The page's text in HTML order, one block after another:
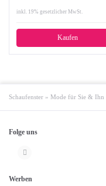
inkl. 19% gesetzlicher MwSt.
Kaufen
Schaufenster » Mode für Sie & Ihn
Folge uns
Werben